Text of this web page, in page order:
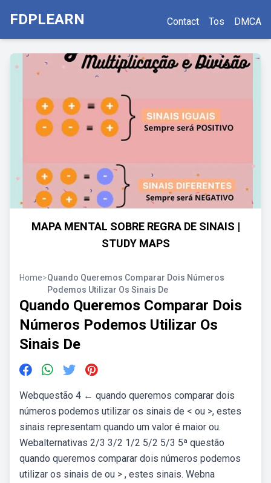
FDPLEARN Contact Tos DMCA
MAPA MENTAL SOBRE REGRA DE SINAIS |
STUDY MAPS
Home>Quando Queremos Comparar Dois Números
Podemos Utilizar Os Sinais De
Quando Queremos Comparar Dois
Números Podemos Utilizar Os
Sinais De
Webquestão 4 ← quando queremos comparar dois
números podemos utilizar os sinais de < ou >, estes
sinais representam quando um valor é maior ou.
Webalternativas 2/3 3/2 1/2 5/2 5/3 5ª questão
quando queremos comparar dois números podemos
utilizar os sinais de ou > , estes sinais. Webna